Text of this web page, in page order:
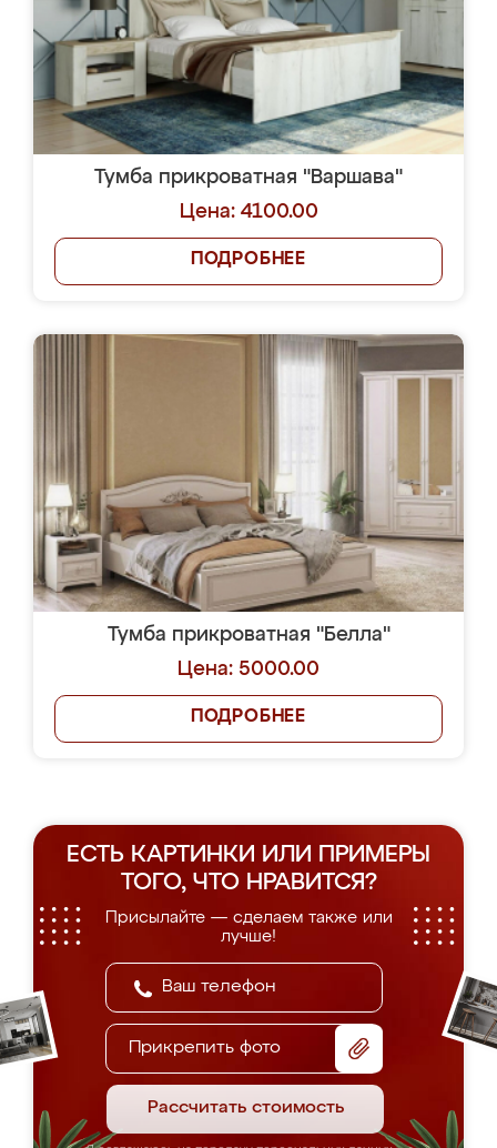
Тумба прикроватная "Варшава"
Цена: 4100.00
ПОДРОБНЕЕ
Тумба прикроватная "Белла"
Цена: 5000.00
ПОДРОБНЕЕ
ЕСТЬ КАРТИНКИ ИЛИ ПРИМЕРЫ
ТОГО, ЧТО НРАВИТСЯ?
Присылайте — сделаем также или
лучше!
Прикрепить фото
Рассчитать стоимость